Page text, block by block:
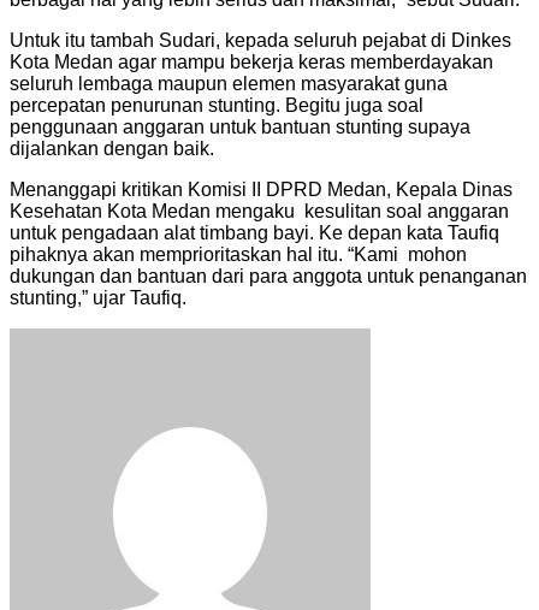
Untuk itu tambah Sudari, kepada seluruh pejabat di Dinkes
Kota Medan agar mampu bekerja keras memberdayakan
seluruh lembaga maupun elemen masyarakat guna
percepatan penurunan stunting. Begitu juga soal
penggunaan anggaran untuk bantuan stunting supaya
dijalankan dengan baik.
Menanggapi kritikan Komisi II DPRD Medan, Kepala Dinas
Kesehatan Kota Medan mengaku kesulitan soal anggaran
untuk pengadaan alat timbang bayi. Ke depan kata Taufiq
pihaknya akan memprioritaskan hal itu. “Kami mohon
dukungan dan bantuan dari para anggota untuk penanganan
stunting,” ujar Taufiq.